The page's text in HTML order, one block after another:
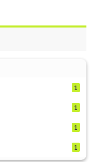
1
1
1
1